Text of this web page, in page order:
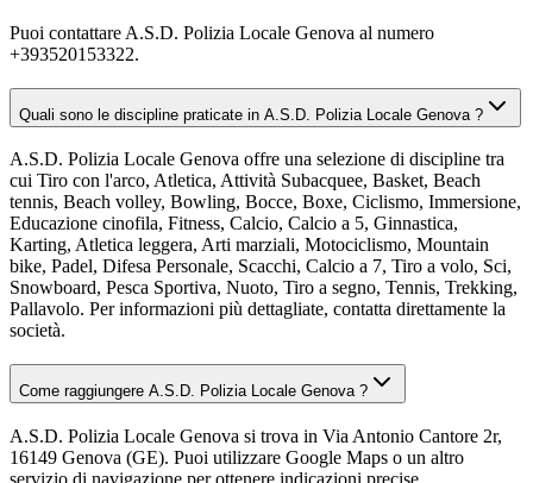
Puoi contattare A.S.D. Polizia Locale Genova al numero
+393520153322.
Quali sono le discipline praticate in A.S.D. Polizia Locale Genova ?
A.S.D. Polizia Locale Genova offre una selezione di discipline tra
cui Tiro con l'arco, Atletica, Attività Subacquee, Basket, Beach
tennis, Beach volley, Bowling, Bocce, Boxe, Ciclismo, Immersione,
Educazione cinofila, Fitness, Calcio, Calcio a 5, Ginnastica,
Karting, Atletica leggera, Arti marziali, Motociclismo, Mountain
bike, Padel, Difesa Personale, Scacchi, Calcio a 7, Tiro a volo, Sci,
Snowboard, Pesca Sportiva, Nuoto, Tiro a segno, Tennis, Trekking,
Pallavolo. Per informazioni più dettagliate, contatta direttamente la
società.
Come raggiungere A.S.D. Polizia Locale Genova ?
A.S.D. Polizia Locale Genova si trova in Via Antonio Cantore 2r,
16149 Genova (GE). Puoi utilizzare Google Maps o un altro
servizio di navigazione per ottenere indicazioni precise.